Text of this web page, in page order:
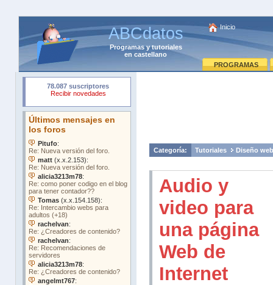
ABCdatos
Programasytutoriales
en castellano
Inicio
PROGRAMAS
Categoría: Tutoriales Diseño web
Audio y
video para
una página
Web de
Internet